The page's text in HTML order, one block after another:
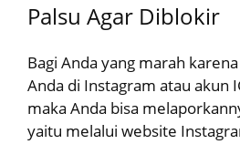
Palsu Agar Diblokir
Bagi Anda yang marah
Anda di Instagram atau akun
maka Anda bisa
yaitu melalui website